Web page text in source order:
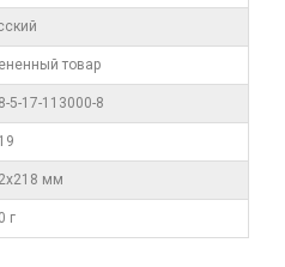
товар
5-17-113000-8
мм
г